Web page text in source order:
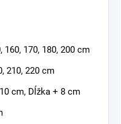
170, 180, 200 cm
210, 220 cm
cm, Dĺžka + 8 cm